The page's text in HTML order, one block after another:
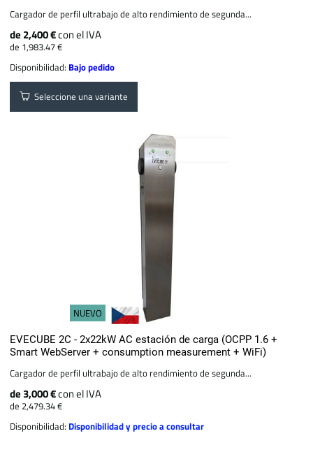
Cargador de perfil ultrabajo de alto rendimiento de segunda...
de 2,400 €con el IVA
de 1,983.47 €
Disponibilidad: Bajo pedido
Seleccione una variante
NUEVO
EVECUBE 2C - 2x22kW AC estación de carga (OCPP 1.6 +
Smart WebServer + consumption measurement + WiFi)
Cargador de perfil ultrabajo de alto rendimiento de segunda...
de 3,000 €con el IVA
de 2,479.34 €
Disponibilidad: Disponibilidad y precio a consultar